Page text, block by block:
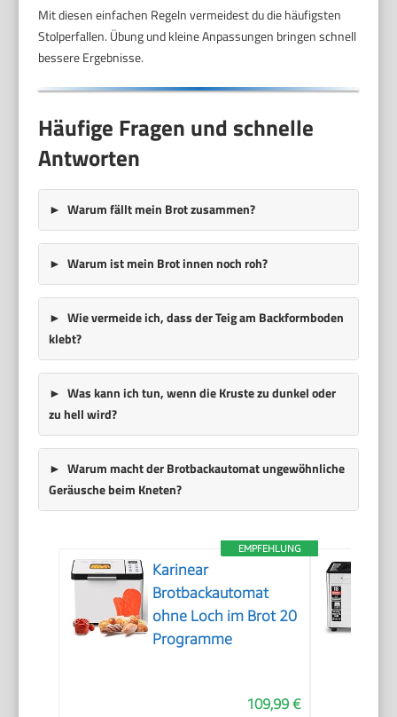
Mit diesen einfachen Regeln vermeidest du die häufigsten
Stolperfallen. Übung und kleine Anpassungen bringen schnell
bessere Ergebnisse.
Häufige Fragen und schnelle
Antworten
Warum fällt mein Brot zusammen?
Warum ist mein Brot innen noch roh?
Wie vermeide ich, dass der Teig am Backformboden
klebt?
Was kann ich tun, wenn die Kruste zu dunkel oder
zu hell wird?
Warum macht der Brotbackautomat ungewöhnliche
Geräusche beim Kneten?
EMPFEHLUNG
Karinear
Brotbackautomat
ohne Loch im Brot 20
Programme
109,99 €